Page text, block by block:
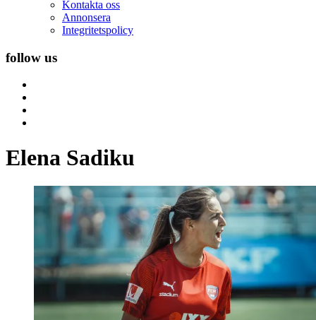
Kontakta oss
Annonsera
Integritetspolicy
follow us
Elena Sadiku